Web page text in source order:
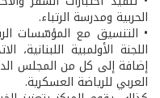
الحربية ومدرسة الرتباء.
• التنسيق مع المؤسّسات
اللجنة الأولمبية اللبنانية،
العربي للرياضة العسكرية.